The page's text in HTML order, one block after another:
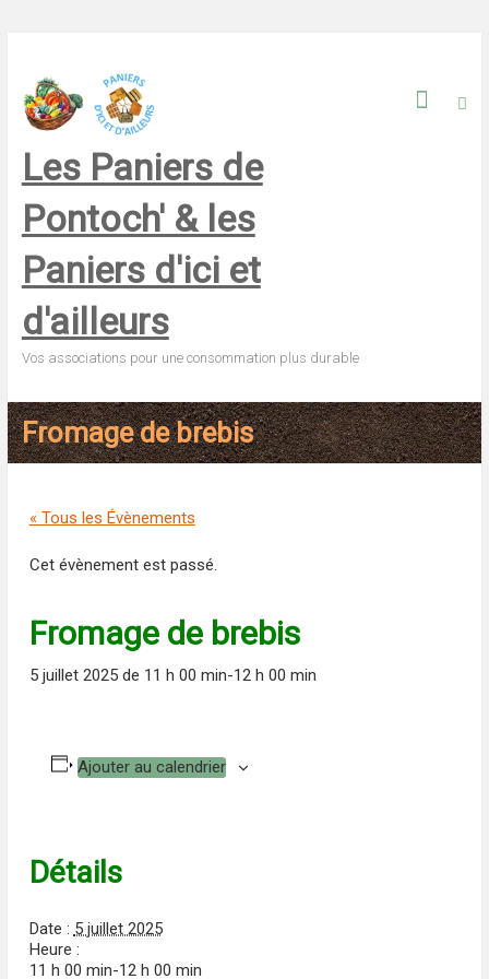
content
Les Paniers de
Pontoch' & les
Paniers d'ici et
d'ailleurs
Vos associations pour une consommation plus durable
Fromage de brebis
« Tous les Évènements
Cet évènement est passé.
Fromage de brebis
5 juillet 2025 de 11 h 00 min-12 h 00 min
Ajouter au calendrier
Détails
Date : 5 juillet 2025
Heure :
11 h 00 min-12 h 00 min